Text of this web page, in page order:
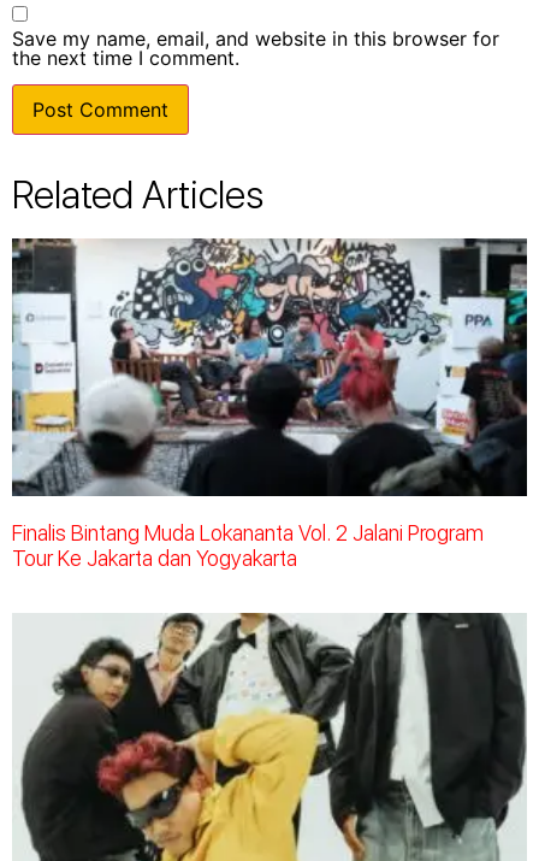
Save my name, email, and website in this browser for
the next time I comment.
Related Articles
Finalis Bintang Muda Lokananta Vol. 2 Jalani Program
Tour Ke Jakarta dan Yogyakarta